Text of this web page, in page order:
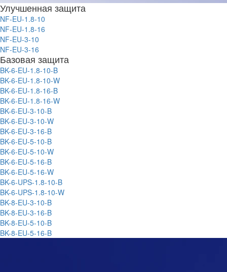
Улучшенная защита
NF-EU-1.8-10
NF-EU-1.8-16
NF-EU-3-10
NF-EU-3-16
Базовая защита
BK-6-EU-1.8-10-B
BK-6-EU-1.8-10-W
BK-6-EU-1.8-16-B
BK-6-EU-1.8-16-W
BK-6-EU-3-10-B
BK-6-EU-3-10-W
BK-6-EU-3-16-B
BK-6-EU-5-10-B
BK-6-EU-5-10-W
BK-6-EU-5-16-B
BK-6-EU-5-16-W
BK-6-UPS-1.8-10-B
BK-6-UPS-1.8-10-W
BK-8-EU-3-10-B
BK-8-EU-3-16-B
BK-8-EU-5-10-B
BK-8-EU-5-16-B